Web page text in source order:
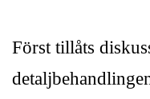
Först tillåts